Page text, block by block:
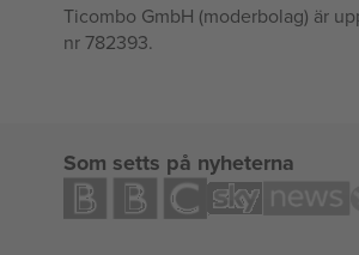
Ticombo GmbH (moderbolag) är
nr 782393.
Som setts på nyheterna